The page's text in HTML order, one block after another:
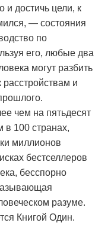
и достичь цели, к
— состояния
по
его, любые два
могут разбить
и
чем на пятьдесят
в 100 странах,
миллионов
бестселлеров
бесспорно
разуме.
Книгой Один.